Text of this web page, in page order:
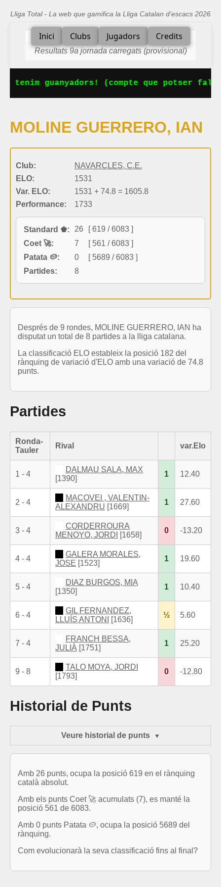
Lliga Total - La web que gamifica la Lliga Catalan d'escacs 2026
Inici Clubs Jugadors Credits
Resultats 9a jornada carregats (provisional)
tenim guanyadors! (compte que potser
MOLINE GUERRERO, IAN
Club:
NAVARCLES, C.E.
ELO:
1531
Var. ELO:
1531 + 74.8 = 1605.8
Performance:
1733
Standard ♚: 26
[ 619 / 6083 ]
Coet 🚀:
7
[ 561 / 6083 ]
Patata 🥔:
0
[ 5689 / 6083 ]
Partides:
8
Després de 9 rondes, MOLINE GUERRERO, IAN ha
disputat un total de 8 partides a la lliga catalana.
La classificació ELO estableix la posició 182 del
rànquing de variació d'ELO amb una variació de 74.8
punts.
Partides
Ronda-
Tauler
Rival var.Elo
1 - 4
DALMAU SALA, MAX
[1390]
1 12.40
2 - 4
MACOVEI , VALENTIN-
ALEXANDRU [1669]
1 27.60
3 - 4
CORDERROURA
MENOYO, JORDI
[1658]
0 -13.20
4 - 4
GALERA MORALES,
JOSE [1523]
1 19.60
5 - 4
DIAZ BURGOS, MIA
[1350]
1 10.40
6 - 4
GIL FERNANDEZ,
LLUÍS ANTONI
[1636]
½ 5.60
7 - 4
FRANCH BESSA,
JULIÀ [1751]
1 25.20
9 - 8
TALO MOYA, JORDI
[1793]
0 -12.80
Historial de Punts
Veure historial de punts
Amb 26 punts, ocupa la posició 619 en el rànquing
català absolut.
Amb els punts Coet 🚀 acumulats (7), es manté la
posició 561 de 6083.
Amb 0 punts Patata 🥔, ocupa la posició 5689 del
rànquing.
Com evolucionarà la seva classificació fins al final?